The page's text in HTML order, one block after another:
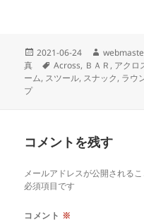
投
稿
日:
2021-06-24
作
成
者
真
タ
グ
Across, ＢＡＲ , アクロ
ーム, スツール, スナック, ラウ
プ
コメントを残す
メールアドレスが公開されるこ
必須項目です
コメント ※